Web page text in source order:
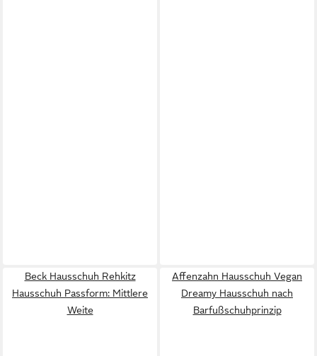
Beck Hausschuh Rehkitz
Hausschuh Passform: Mittlere
Weite
Affenzahn Hausschuh Vegan
Dreamy Hausschuh nach
Barfußschuhprinzip